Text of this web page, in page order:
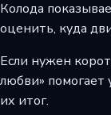
Колода
оценить, куда
Если нужен
любви»
их итог.